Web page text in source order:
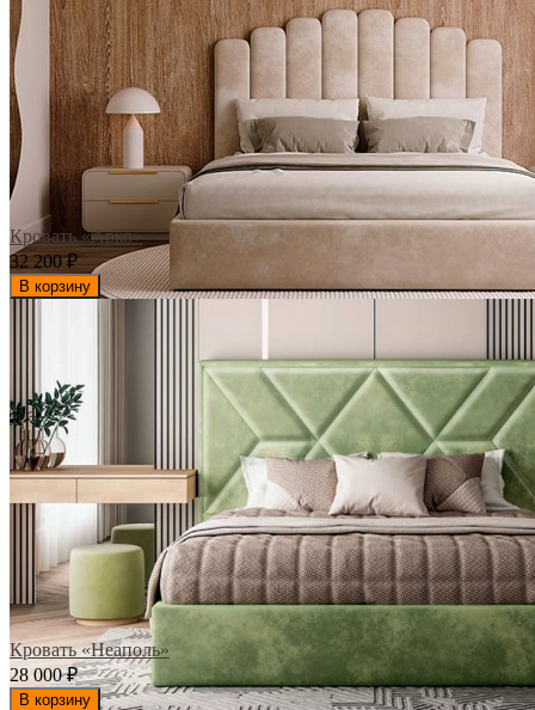
Кровать «Арко»
32 200₽
В корзину
Кровать «Неаполь»
28 000₽
В корзину